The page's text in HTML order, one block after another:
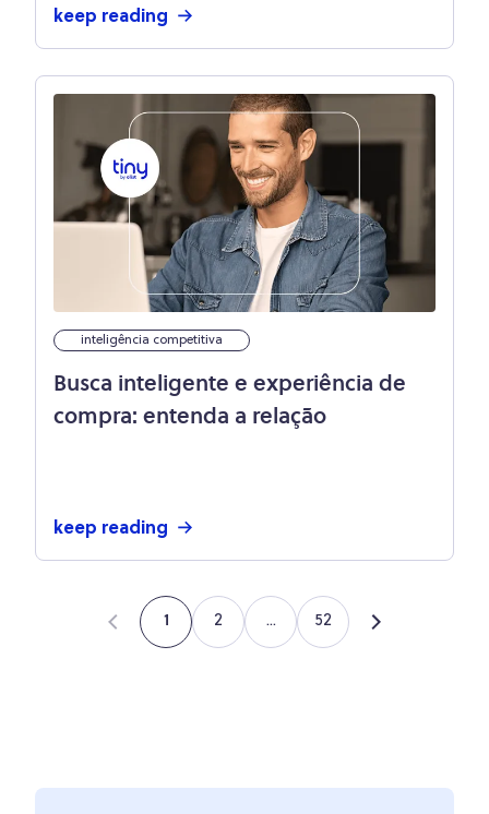
keep reading
inteligência competitiva
Busca inteligente e experiência de
compra: entenda a relação
keep reading
1 2 ... 52